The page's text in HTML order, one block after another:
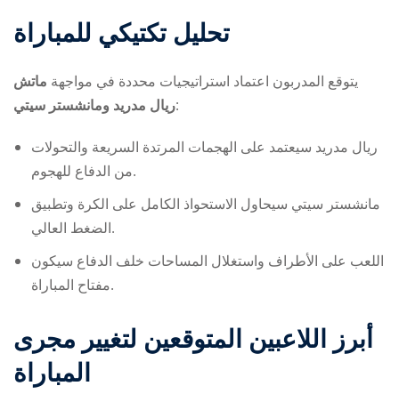
تحليل تكتيكي للمباراة
يتوقع المدربون اعتماد استراتيجيات محددة في مواجهة ماتش
ريال مدريد ومانشستر سيتي:
ريال مدريد سيعتمد على الهجمات المرتدة السريعة والتحولات
من الدفاع للهجوم.
مانشستر سيتي سيحاول الاستحواذ الكامل على الكرة وتطبيق
الضغط العالي.
اللعب على الأطراف واستغلال المساحات خلف الدفاع سيكون
مفتاح المباراة.
أبرز اللاعبين المتوقعين لتغيير مجرى
المباراة